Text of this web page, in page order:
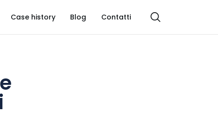
Case history Blog Contatti